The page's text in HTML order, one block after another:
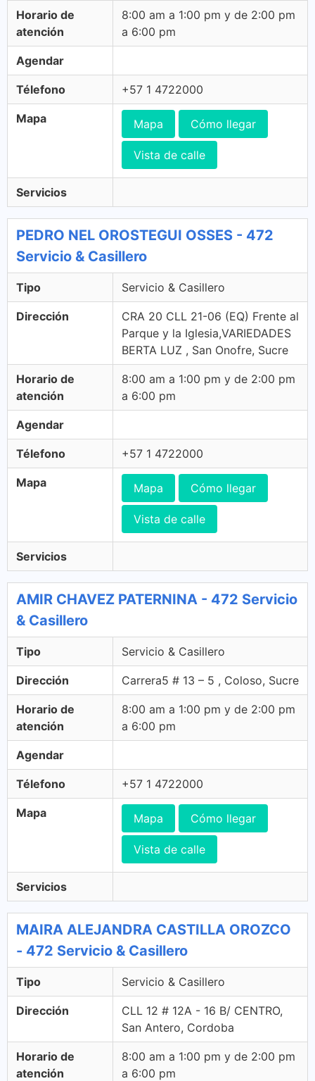
Horario de
atención
8:00 am a 1:00 pm y de 2:00 pm
a 6:00 pm
Agendar
Télefono +57 1 4722000
Mapa Mapa Cómo llegar
Vista de calle
Servicios
PEDRO NEL OROSTEGUI OSSES - 472
Servicio & Casillero
Tipo Servicio & Casillero
Dirección
CRA 20 CLL 21-06 (EQ) Frente al
Parque y la Iglesia,VARIEDADES
BERTA LUZ , San Onofre, Sucre
Horario de
atención
8:00 am a 1:00 pm y de 2:00 pm
a 6:00 pm
Agendar
Télefono +57 1 4722000
Mapa Mapa Cómo llegar
Vista de calle
Servicios
AMIR CHAVEZ PATERNINA - 472 Servicio
& Casillero
Tipo Servicio & Casillero
Dirección Carrera5 # 13 – 5 , Coloso, Sucre
Horario de
atención
8:00 am a 1:00 pm y de 2:00 pm
a 6:00 pm
Agendar
Télefono +57 1 4722000
Mapa Mapa Cómo llegar
Vista de calle
Servicios
MAIRA ALEJANDRA CASTILLA OROZCO
- 472 Servicio & Casillero
Tipo Servicio & Casillero
Dirección
CLL 12 # 12A - 16 B/ CENTRO,
San Antero, Cordoba
Horario de
atención
8:00 am a 1:00 pm y de 2:00 pm
a 6:00 pm